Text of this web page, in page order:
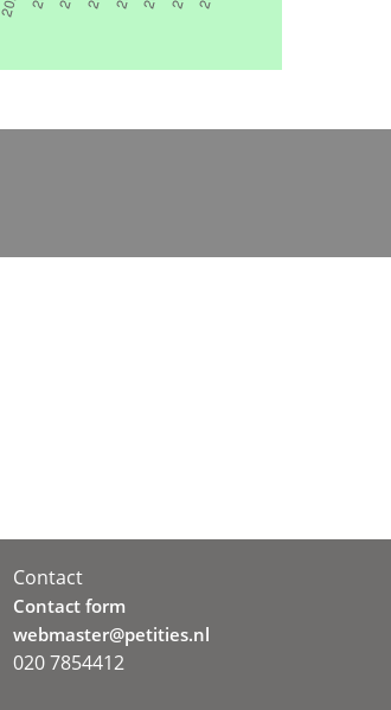
Contact
Contact form
webmaster@petities.nl
020 7854412